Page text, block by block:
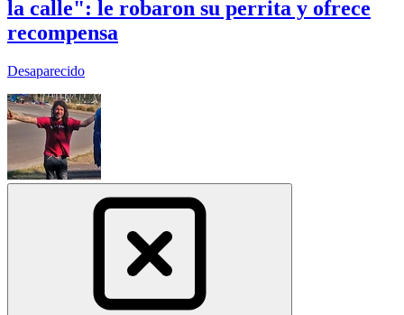
la calle": le robaron su perrita y ofrece
recompensa
Desaparecido